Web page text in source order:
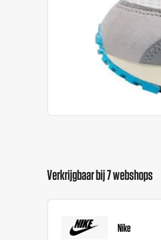
Verkrijgbaar bij 7 webshops
Nike